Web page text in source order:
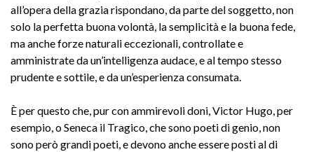
all’opera della grazia rispondano, da parte del soggetto, non
solo la perfetta buona volontà, la semplicità e la buona fede,
ma anche forze naturali eccezionali, controllate e
amministrate da un’intelligenza audace, e al tempo stesso
prudente e sottile, e da un’esperienza consumata.
È per questo che, pur con ammirevoli doni, Victor Hugo, per
esempio, o Seneca il Tragico, che sono poeti di genio, non
sono però grandi poeti, e devono anche essere posti al di